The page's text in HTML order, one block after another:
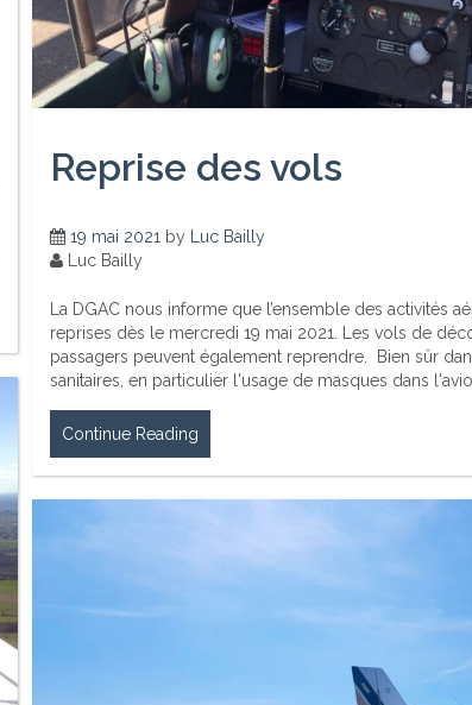
Reprise des vols
19 mai 2021 by
Luc Bailly
Luc Bailly
La DGAC nous informe que l’ensemble des activités
reprises dès le mercredi 19 mai 2021. Les vols de
passagers peuvent également reprendre. Bien sûr
sanitaires, en particulier l'usage de masques dans
Continue Reading